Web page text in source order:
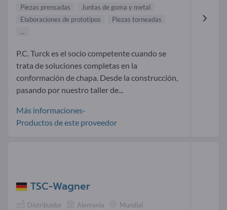
Piezas prensadas
Juntas de goma y metal
Elaboraciones de prototipos
Piezas torneadas
...
P.C. Turck es el socio competente cuando se
trata de soluciones completas en la
conformación de chapa. Desde la construcción,
pasando por nuestro taller de...
Más informaciones-
Productos de este proveedor
TSC-Wagner
Distribuidor Alemania Mundial